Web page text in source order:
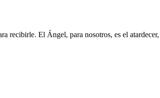
recibirle. El Ángel, para nosotros, es el